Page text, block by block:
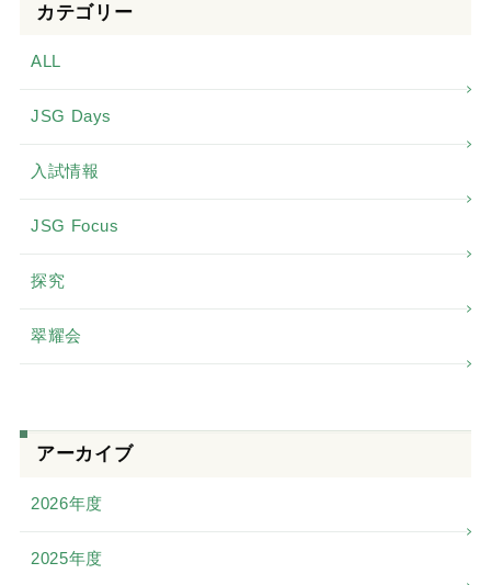
カテゴリー
ALL
JSG Days
入試情報
JSG Focus
探究
翠耀会
アーカイブ
2026年度
2025年度